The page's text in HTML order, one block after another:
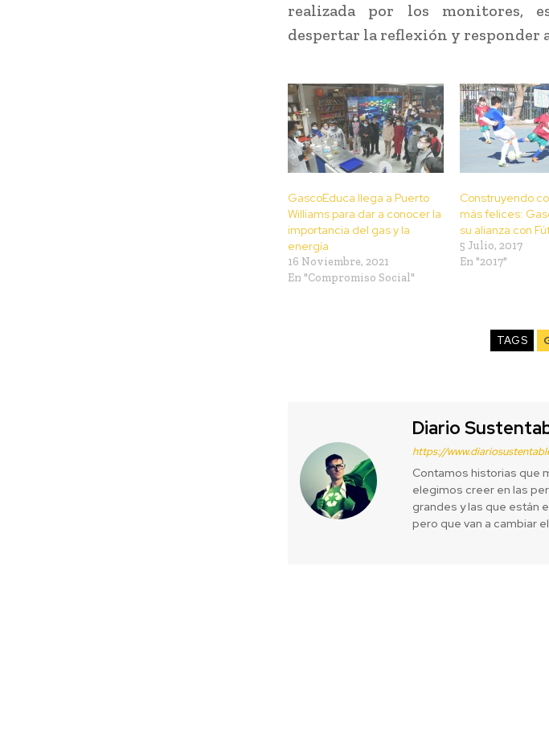
realizada por los monitores,
despertar la reflexión y responder
GascoEduca llega a Puerto
Williams para dar a conocer la
importancia del gas y la
energía
16 Noviembre, 2021
En "Compromiso Social"
Construyendo
más felices:
su alianza con
5 Julio, 2017
En "2017"
TAGS
Diario
https://
Contamos historias que
elegimos creer en las
grandes y las que están
pero que van a cambiar